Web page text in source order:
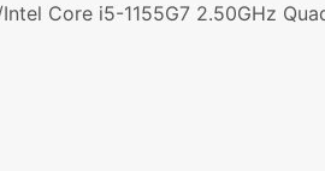
Core i5-1155G7 2.50GHz